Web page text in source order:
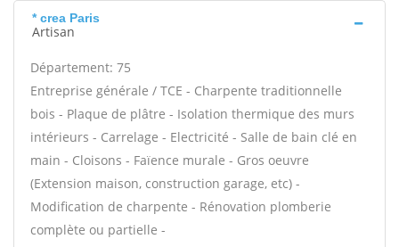
* crea Paris
Artisan
Département: 75
Entreprise générale / TCE - Charpente traditionnelle
bois - Plaque de plâtre - Isolation thermique des murs
intérieurs - Carrelage - Electricité - Salle de bain clé en
main - Cloisons - Faïence murale - Gros oeuvre
(Extension maison, construction garage, etc) -
Modification de charpente - Rénovation plomberie
complète ou partielle -